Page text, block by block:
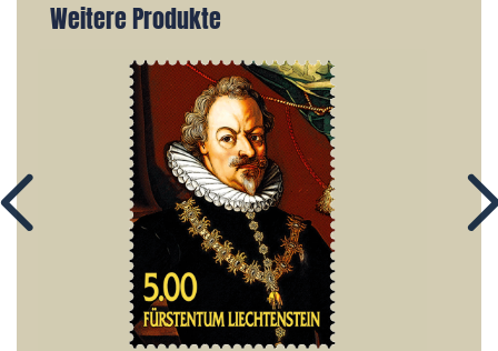
Weitere Produkte